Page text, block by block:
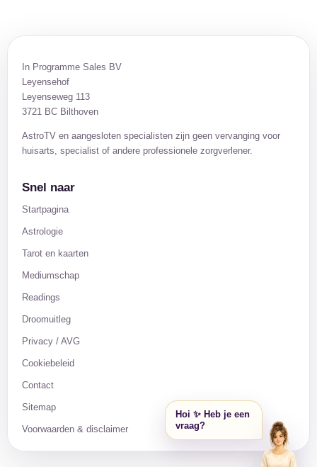
In Programme Sales BV
Leyensehof
Leyenseweg 113
3721 BC Bilthoven
AstroTV en aangesloten specialisten zijn geen vervanging voor
huisarts, specialist of andere professionele zorgverlener.
Snel naar
Startpagina
Astrologie
Tarot en kaarten
Mediumschap
Readings
Droomuitleg
Privacy / AVG
Cookiebeleid
Contact
Sitemap
Voorwaarden & disclaimer
Hoi ✨ Heb je een
vraag?